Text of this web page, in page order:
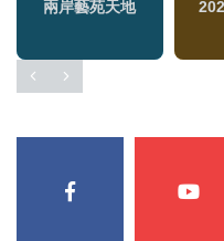
兩岸藝苑天地